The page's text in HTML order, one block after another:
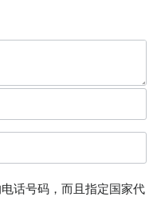
话号码，而且指定国家代